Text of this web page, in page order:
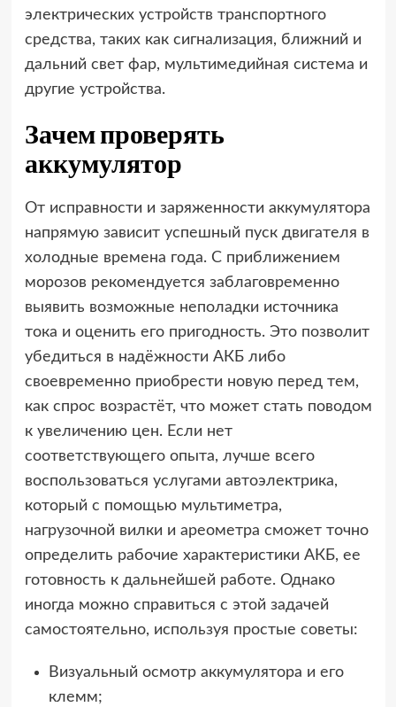
электрических устройств транспортного
средства, таких как сигнализация, ближний и
дальний свет фар, мультимедийная система и
другие устройства.
Зачем проверять
аккумулятор
От исправности и заряженности аккумулятора
напрямую зависит успешный пуск двигателя в
холодные времена года. С приближением
морозов рекомендуется заблаговременно
выявить возможные неполадки источника
тока и оценить его пригодность. Это позволит
убедиться в надёжности АКБ либо
своевременно приобрести новую перед тем,
как спрос возрастёт, что может стать поводом
к увеличению цен. Если нет
соответствующего опыта, лучше всего
воспользоваться услугами автоэлектрика,
который с помощью мультиметра,
нагрузочной вилки и ареометра сможет точно
определить рабочие характеристики АКБ, ее
готовность к дальнейшей работе. Однако
иногда можно справиться с этой задачей
самостоятельно, используя простые советы:
Визуальный осмотр аккумулятора и его
клемм;